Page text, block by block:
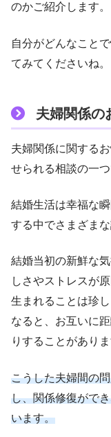
のかご紹介します。
自分がどんなこと
てみてくださいね。
夫婦関係の
夫婦関係に関する
せられる相談の一つ
結婚生活は幸福な
する中でさまざま
結婚当初の新鮮な
しさやストレスが
生まれることは珍
なると、お互いに
りすることがありま
こうした夫婦間の
し、関係修復がで
います。